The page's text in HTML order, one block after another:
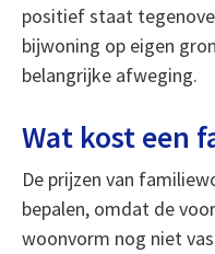
positief staat
bijwoning op eigen
belangrijke afweging.
Wat kost een
De prijzen van
bepalen, omdat de
woonvorm nog niet